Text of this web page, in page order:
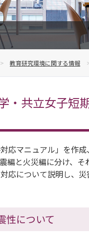
教育研究環境に関する情報
・共立女子短
応マニュアル」を作
編と火災編に分け、そ
応について説明し、災
性について